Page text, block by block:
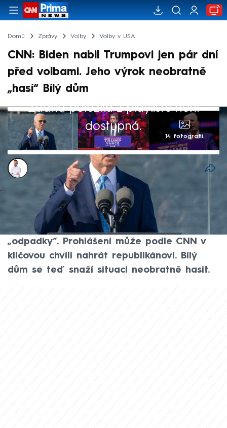
Domů Zprávy Volby Volby v USA
CNN: Biden nabil Trumpovi jen pár dní
před volbami. Jeho výrok neobratně
„hasí“ Bílý dům
Žádná položka z playlistu není
dostupná.
14 fotografií
Filip Kalčák
30. říj 2024, 13:52
Americký prezident Joe Biden ztížil kampaň
své viceprezidentce Kamale Harrisové,
když označil příznivce Donalda Trumpa za
„odpadky“. Prohlášení může podle CNN v
klíčovou chvíli nahrát republikánovi. Bílý
dům se teď snaží situaci neobratně hasit.